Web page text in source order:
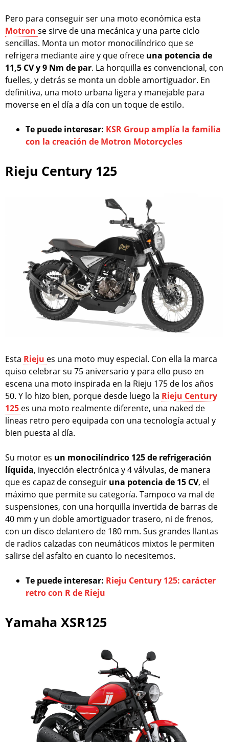
Pero para conseguir ser una moto económica esta
Motron se sirve de una mecánica y una parte ciclo
sencillas. Monta un motor monocilíndrico que se
refrigera mediante aire y que ofrece una potencia de
11,5 CV y 9 Nm de par. La horquilla es convencional, con
fuelles, y detrás se monta un doble amortiguador. En
definitiva, una moto urbana ligera y manejable para
moverse en el día a día con un toque de estilo.
Te puede interesar: KSR Group amplía la familia
con la creación de Motron Motorcycles
Rieju Century 125
Esta Rieju es una moto muy especial. Con ella la marca
quiso celebrar su 75 aniversario y para ello puso en
escena una moto inspirada en la Rieju 175 de los años
50. Y lo hizo bien, porque desde luego la Rieju Century
125 es una moto realmente diferente, una naked de
líneas retro pero equipada con una tecnología actual y
bien puesta al día.
Su motor es un monocilíndrico 125 de refrigeración
líquida, inyección electrónica y 4 válvulas, de manera
que es capaz de conseguir una potencia de 15 CV, el
máximo que permite su categoría. Tampoco va mal de
suspensiones, con una horquilla invertida de barras de
40 mm y un doble amortiguador trasero, ni de frenos,
con un disco delantero de 180 mm. Sus grandes llantas
de radios calzadas con neumáticos mixtos le permiten
salirse del asfalto en cuanto lo necesitemos.
Te puede interesar: Rieju Century 125: carácter
retro con R de Rieju
Yamaha XSR125